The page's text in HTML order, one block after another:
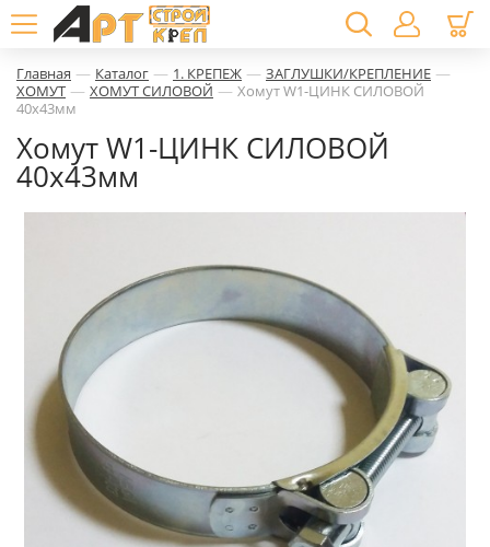
Главная — Каталог — 1. КРЕПЕЖ — ЗАГЛУШКИ/КРЕПЛЕНИЕ —
ХОМУТ — ХОМУТ СИЛОВОЙ — Хомут W1-ЦИНК СИЛОВОЙ
40х43мм
Хомут W1-ЦИНК СИЛОВОЙ
40х43мм